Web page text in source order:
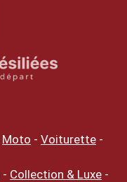
Moto - Voiturette -
- Collection & Luxe -